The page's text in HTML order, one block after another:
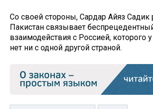
Со своей стороны, Сардар Айяз Садик
Пакистан связывает
взаимодействия с Россией, которого
нет ни с одной другой страной.